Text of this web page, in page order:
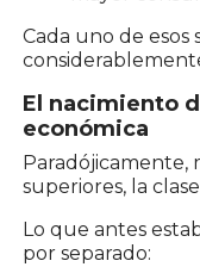
Cada uno de esos
El nacimiento
económica
Paradójicamente,
superiores, la
Lo que antes
por separado: